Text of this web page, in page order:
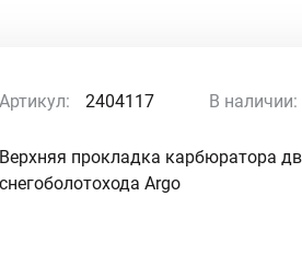
Артикул: 2404117 В наличии:
Верхняя прокладка карбюратора
снегоболотохода Argo